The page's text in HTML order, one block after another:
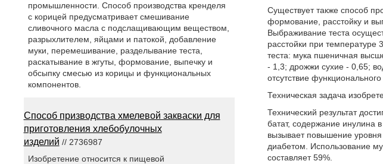
Существует также способ
формование, расстойку и
Выбраживание теста
расстойки при
теста: мука пшеничная
- 1,3; дрожжи сухие - 0,65;
отсутствие функционального
Техническая задача
Технический результат
батат, содержание инулина
вызывает повышение уровня
диабетом. Использование
составляет 59%.
промышленности. Способ производства кренделя
с корицей предусматривает смешивание
сливочного масла с подслащивающим веществом,
разрыхлителем, яйцами и патокой, добавление
муки, перемешивание, разделывание теста,
раскатывание в жгуты, формование, выпечку и
обсыпку смесью из корицы и функциональных
компонентов.
Способ призводства хмелевой закваски для
приготовления хлебобулочных
изделий // 2736987
Изобретение относится к пищевой